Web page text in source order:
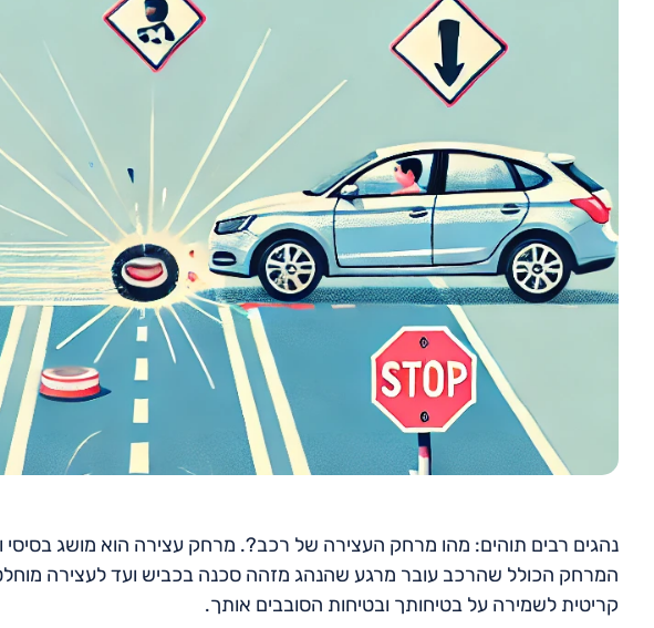
נהגים רבים תוהים: מהו מרחק העצירה של רכב?. מרחק עצירה הוא מושג בסיסי
המרחק הכולל שהרכב עובר מרגע שהנהג מזהה סכנה בכביש ועד לעצירה
קריטית לשמירה על בטיחותך ובטיחות הסובבים אותך.